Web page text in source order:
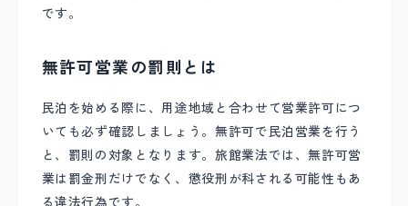
です。
無許可営業の罰則とは
民泊を始める際に、用途地域と合わせて営業許可につ
いても必ず確認しましょう。無許可で民泊営業を行う
と、罰則の対象となります。旅館業法では、無許可営
業は罰金刑だけでなく、懲役刑が科される可能性もあ